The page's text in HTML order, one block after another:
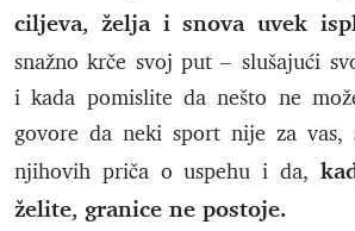
ciljeva, želja i snova uvek
snažno krče svoj put – slušajući
i kada pomislite da nešto ne
govore da neki sport nije za vas,
njihovih priča o uspehu i da,
želite, granice ne postoje.